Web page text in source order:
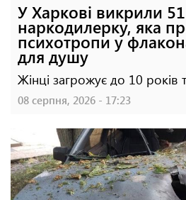
У Харкові викрили
наркодилерку, яка
психотропи у
для душу
Жінці загрожує до 10
08 серпня, 2026 - 17:23